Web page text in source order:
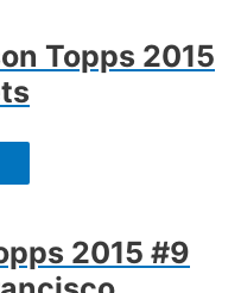
Topps 2015
2015 #9